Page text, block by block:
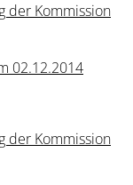
der Kommission
02.12.2014
der Kommission